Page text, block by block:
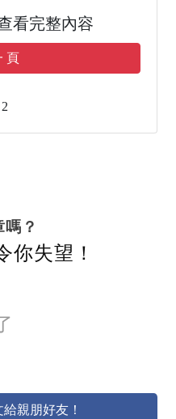
看完整內容
頁
？
你失望！
親朋好友！